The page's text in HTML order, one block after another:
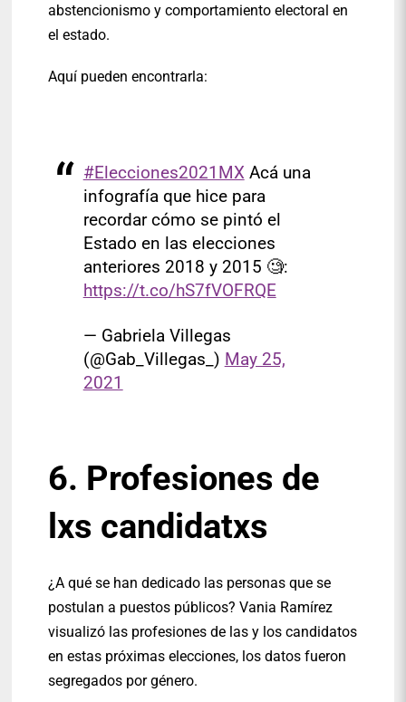
abstencionismo y comportamiento electoral en
el estado.
Aquí pueden encontrarla:
#Elecciones2021MXAcá una
infografía que hice para
recordar cómo se pintó el
Estado en las elecciones
anteriores 2018 y 2015 🧐:
https://t.co/hS7fVOFRQE
— Gabriela Villegas
(@Gab_Villegas_) May 25,
2021
6. Profesiones de
lxs candidatxs
¿A qué se han dedicado las personas que se
postulan a puestos públicos? Vania Ramírez
visualizó las profesiones de las y los candidatos
en estas próximas elecciones, los datos fueron
segregados por género.